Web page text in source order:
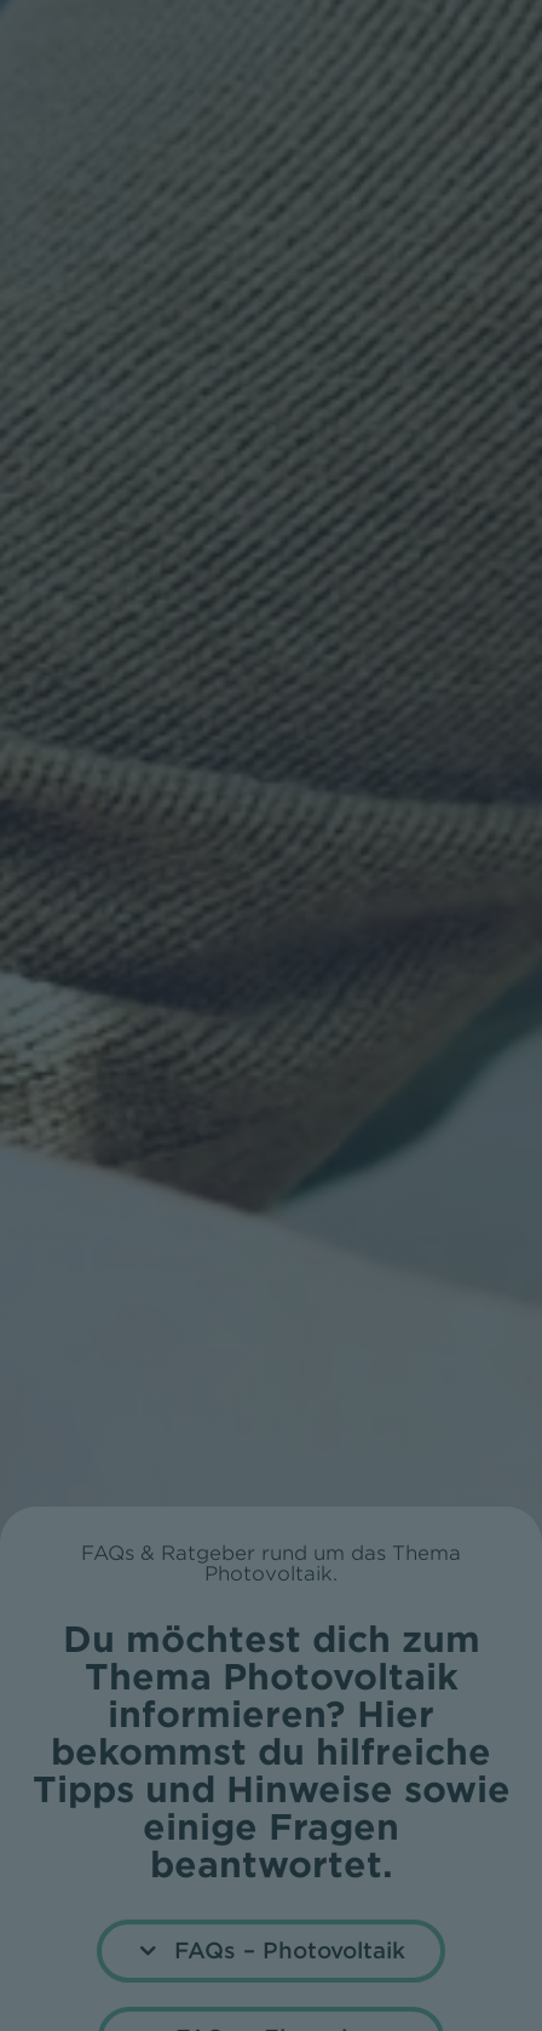
FAQs & Ratgeber rund um das Thema
Photovoltaik.
Du möchtest dich zum
Thema Photovoltaik
informieren? Hier
bekommst du hilfreiche
Tipps und Hinweise sowie
einige Fragen
beantwortet.
FAQs – Photovoltaik